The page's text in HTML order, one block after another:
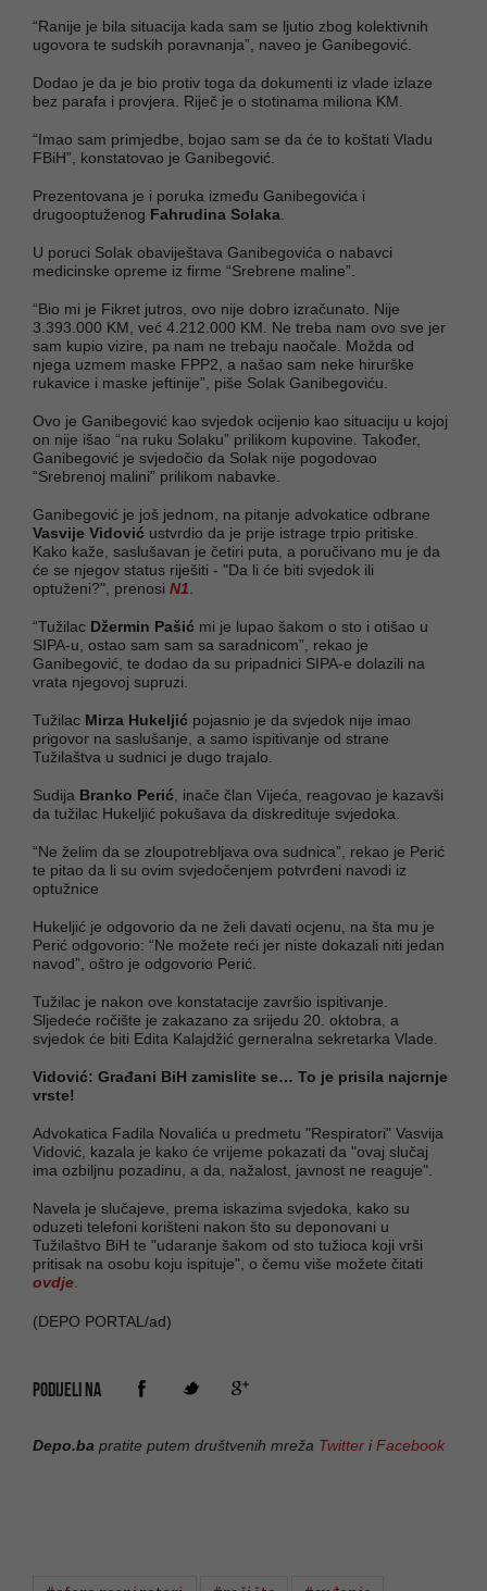
“Ranije je bila situacija kada sam se ljutio zbog kolektivnih
ugovora te sudskih poravnanja”, naveo je Ganibegović.
Dodao je da je bio protiv toga da dokumenti iz vlade izlaze
bez parafa i provjera. Riječ je o stotinama miliona KM.
“Imao sam primjedbe, bojao sam se da će to koštati Vladu
FBiH”, konstatovao je Ganibegović.
Prezentovana je i poruka između Ganibegovića i
drugooptuženog Fahrudina Solaka
U poruci Solak obaviještava Ganibegovića o nabavci
medicinske opreme iz firme “Srebrene maline”.
“Bio mi je Fikret jutros, ovo nije dobro izračunato. Nije
3.393.000 KM, već 4.212.000 KM. Ne treba nam ovo sve jer
sam kupio vizire, pa nam ne trebaju naočale. Možda od
njega uzmem maske FPP2, a našao sam neke hirurške
rukavice i maske jeftinije”, piše Solak Ganibegoviću.
Ovo je Ganibegović kao svjedok ocijenio kao situaciju u kojoj
on nije išao “na ruku Solaku” prilikom kupovine. Također,
Ganibegović je svjedočio da Solak nije pogodovao
“Srebrenoj malini” prilikom nabavke.
Ganibegović je još jednom, na pitanje advokatice odbrane
Vasvije Vidović ustvrdio da je prije istrage trpio pritiske.
Kako kaže, saslušavan je četiri puta, a poručivano mu je da
će se njegov status riješiti - "Da li će biti svjedok ili
optuženi?", prenosi N1
“Tužilac Džermin Pašić mi je lupao šakom o sto i otišao u
SIPA-u, ostao sam sam sa saradnicom”, rekao je
Ganibegović, te dodao da su pripadnici SIPA-e dolazili na
vrata njegovoj supruzi.
Tužilac Mirza Hukeljić pojasnio je da svjedok nije imao
prigovor na saslušanje, a samo ispitivanje od strane
Tužilaštva u sudnici je dugo trajalo.
Sudija Branko Perić , inače član Vijeća, reagovao je kazavši
da tužilac Hukeljić pokušava da diskredituje svjedoka.
“Ne želim da se zloupotrebljava ova sudnica”, rekao je Perić
te pitao da li su ovim svjedočenjem potvrđeni navodi iz
optužnice
Hukeljić je odgovorio da ne želi davati ocjenu, na šta mu je
Perić odgovorio: “Ne možete reći jer niste dokazali niti jedan
navod”, oštro je odgovorio Perić.
Tužilac je nakon ove konstatacije završio ispitivanje.
Sljedeće ročište je zakazano za srijedu 20. oktobra, a
svjedok će biti Edita Kalajdžić gerneralna sekretarka Vlade.
Vidović: Građani BiH zamislite se… To je prisila najcrnje
vrste!
Advokatica Fadila Novalića u predmetu "Respiratori" Vasvija
Vidović, kazala je kako će vrijeme pokazati da "ovaj slučaj
ima ozbiljnu pozadinu, a da, nažalost, javnost ne reaguje".
Navela je slučajeve, prema iskazima svjedoka, kako su
oduzeti telefoni korišteni nakon što su deponovani u
Tužilaštvo BiH te "udaranje šakom od sto tužioca koji vrši
pritisak na osobu koju ispituje", o čemu više možete čitati
ovdje
(DEPO PORTAL/ad)
PODIJELI NA
Depo.ba pratite putem društvenih mreža Twitter iFacebook